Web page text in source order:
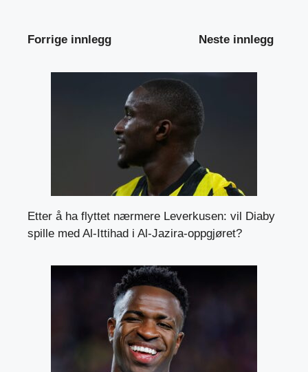
Forrige innlegg Neste innlegg
Etter å ha flyttet nærmere Leverkusen: vil Diaby
spille med Al-Ittihad i Al-Jazira-oppgjøret?